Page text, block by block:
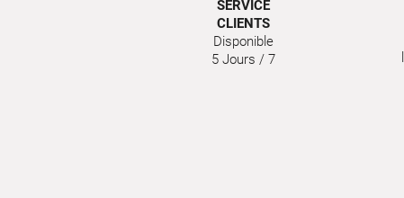
SERVICE
CLIENTS
Disponible
5 Jours / 7